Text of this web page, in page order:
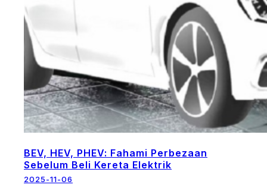
BEV, HEV, PHEV: Fahami Perbezaan
Sebelum Beli Kereta Elektrik
2025-11-06